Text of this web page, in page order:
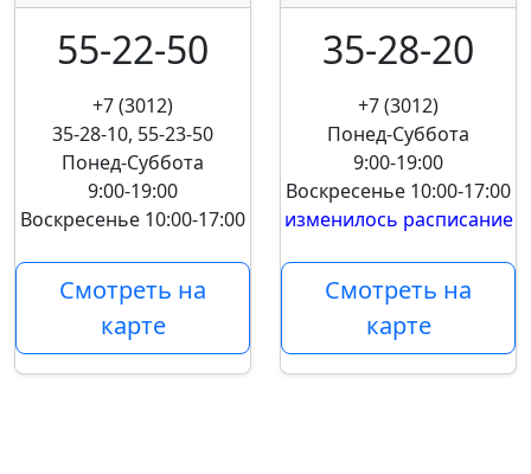
55-22-50
+7 (3012)
35-28-10, 55-23-50
Понед-Суббота
9:00-19:00
Воскресенье 10:00-17:00
Смотреть на
карте
35-28-20
+7 (3012)
Понед-Суббота
9:00-19:00
Воскресенье 10:00-17:00
изменилось расписание
Смотреть на
карте